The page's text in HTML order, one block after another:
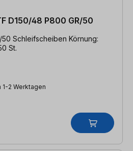
D150/48 P800 GR/50
Körnung:
St.
1-2 Werktagen